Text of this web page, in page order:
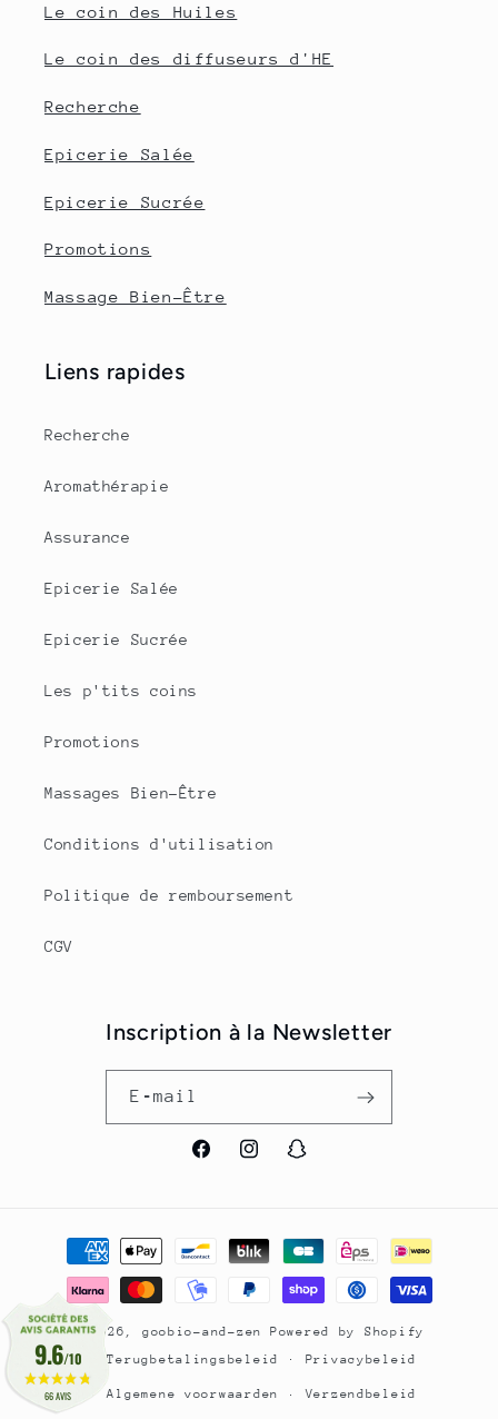
Le coin des Huiles
Le coin des diffuseurs d'HE
Recherche
Epicerie Salée
Epicerie Sucrée
Promotions
Massage Bien-Être
Liens rapides
Recherche
Aromathérapie
Assurance
Epicerie Salée
Epicerie Sucrée
Les p'tits coins
Promotions
Massages Bien-Être
Conditions d'utilisation
Politique de remboursement
CGV
Inscription à la Newsletter
E‑mail
FacebookInstagramSnapchat
Betaalmethoden
© 2026, goobio-and-zen
Powered by Shopify
Terugbetalingsbeleid
Privacybeleid
Algemene voorwaarden Verzendbeleid
9.6/10
66 AVIS